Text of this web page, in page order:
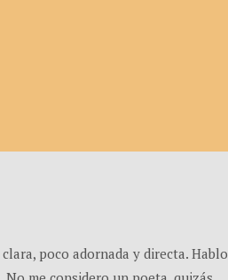
poco adornada y directa. Hablo